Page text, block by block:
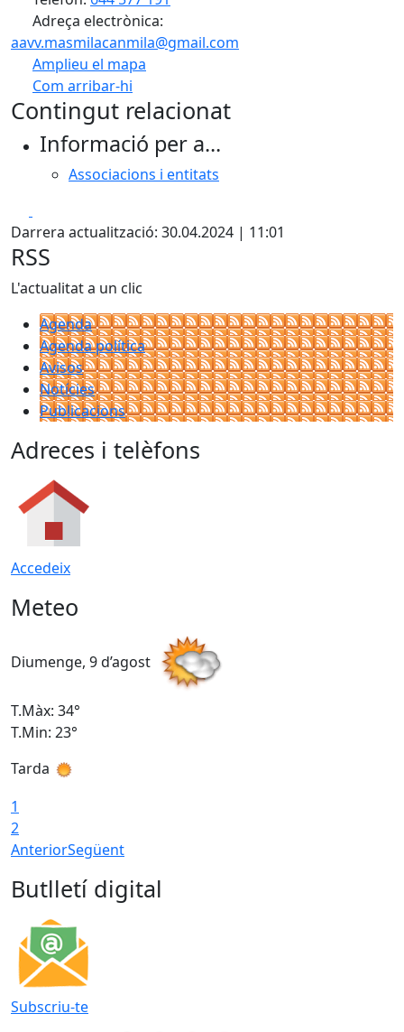
Adreça electrònica:
aavv.masmilacanmila@gmail.com
Amplieu el mapa
Com arribar-hi
+
−
Contingut relacionat
Informació per a...
Associacions i entitats
Darrera actualització: 30.04.2024 | 11:01
RSS
L'actualitat a un clic
Agenda
Agenda política
Avisos
Notícies
Publicacions
Adreces i telèfons
Accedeix
Meteo
Diumenge, 9 d’agost
T.Màx: 34°
T.Min: 23°
Tarda
1
2
AnteriorSegüent
Butlletí digital
Subscriu-te